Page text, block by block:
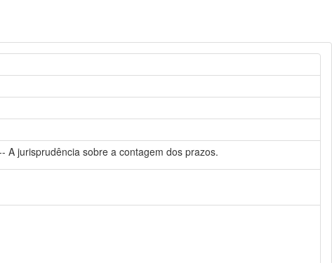
A jurisprudência sobre a contagem dos prazos.